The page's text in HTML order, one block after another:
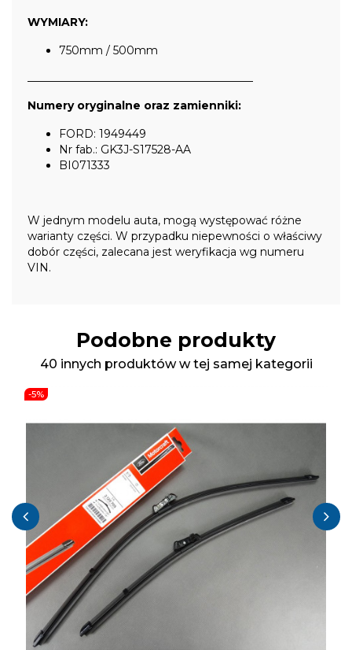
WYMIARY:
750mm / 500mm
Numery oryginalne oraz zamienniki:
FORD: 1949449
Nr fab.: GK3J-S17528-AA
BI071333
W jednym modelu auta, mogą występować różne
warianty części. W przypadku niepewności o właściwy
dobór części, zalecana jest weryfikacja wg numeru
VIN.
Podobne produkty
40 innych produktów w tej samej kategorii
-5%
‹